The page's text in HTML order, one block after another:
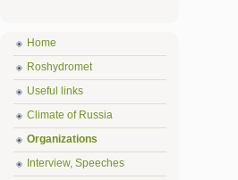
Home
Roshydromet
Useful links
Climate of Russia
Organizations
Interview, Speeches